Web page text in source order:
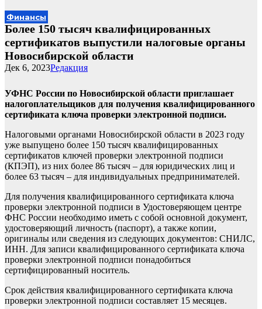
Финансы
Более 150 тысяч квалифицированных
сертификатов выпустили налоговые органы
Новосибирской области
Редакция
Дек 6, 2023
УФНС России по Новосибирской области приглашает
налогоплательщиков для получения квалифицированного
сертификата ключа проверки электронной подписи.
Налоговыми органами Новосибирской области в 2023 году
уже выпущено более 150 тысяч квалифицированных
сертификатов ключей проверки электронной подписи
(КПЭП), из них более 86 тысяч – для юридических лиц и
более 63 тысяч – для индивидуальных предпринимателей.
Для получения квалифицированного сертификата ключа
проверки электронной подписи в Удостоверяющем центре
ФНС России необходимо иметь с собой основной документ,
удостоверяющий личность (паспорт), а также копии,
оригиналы или сведения из следующих документов: СНИЛС,
ИНН. Для записи квалифицированного сертификата ключа
проверки электронной подписи понадобиться
сертифицированный носитель.
Срок действия квалифицированного сертификата ключа
проверки электронной подписи составляет 15 месяцев.